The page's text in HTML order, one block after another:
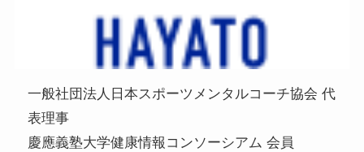
一般社団法人日本スポーツメンタルコーチ協会 代
表理事
慶應義塾大学健康情報コンソーシアム 会員